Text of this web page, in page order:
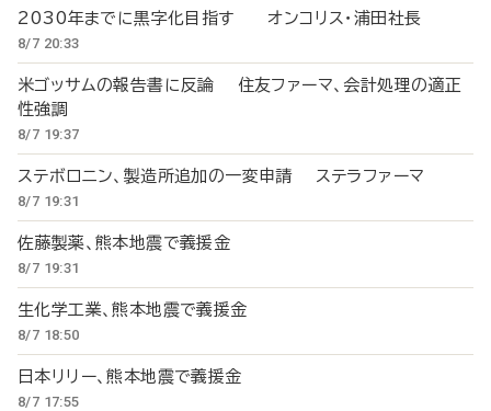
2030年までに黒字化目指す オンコリス・浦田社長
8/7 20:33
米ゴッサムの報告書に反論 住友ファーマ、会計処理の適正
性強調
8/7 19:37
ステボロニン、製造所追加の一変申請 ステラファーマ
8/7 19:31
佐藤製薬、熊本地震で義援金
8/7 19:31
生化学工業、熊本地震で義援金
8/7 18:50
日本リリー、熊本地震で義援金
8/7 17:55